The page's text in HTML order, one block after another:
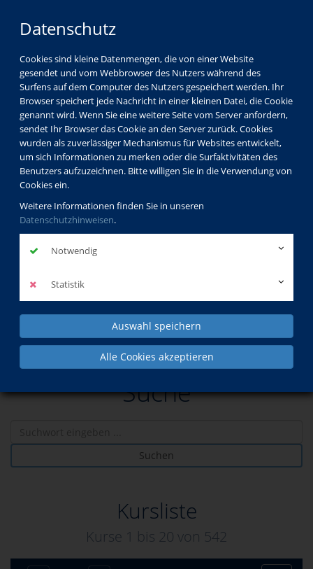
Datenschutz
Cookies sind kleine Datenmengen, die von einer Website
gesendet und vom Webbrowser des Nutzers während des
Surfens auf dem Computer des Nutzers gespeichert werden. Ihr
Browser speichert jede Nachricht in einer kleinen Datei, die Cookie
genannt wird. Wenn Sie eine weitere Seite vom Server anfordern,
sendet Ihr Browser das Cookie an den Server zurück. Cookies
wurden als zuverlässiger Mechanismus für Websites entwickelt,
um sich Informationen zu merken oder die Surfaktivitäten des
Benutzers aufzuzeichnen. Bitte willigen Sie in die Verwendung von
Cookies ein.
Weitere Informationen finden Sie in unseren
Datenschutzhinweisen.
Notwendig
Statistik
Auswahl speichern
Alle Cookies akzeptieren
Suche
Suchen
Kursliste
Kurse 1 bis 20 von 542